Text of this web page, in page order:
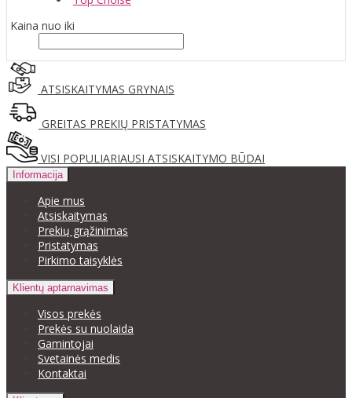
Kaina nuo iki
ATSISKAITYMAS GRYNAIS
GREITAS PREKIŲ PRISTATYMAS
VISI POPULIARIAUSI ATSISKAITYMO BŪDAI
Informacija
Apie mus
Atsiskaitymas
Prekių grąžinimas
Pristatymas
Pirkimo taisyklės
Klientų aptarnavimas
Visos prekės
Prekės su nuolaida
Gamintojai
Svetainės medis
Kontaktai